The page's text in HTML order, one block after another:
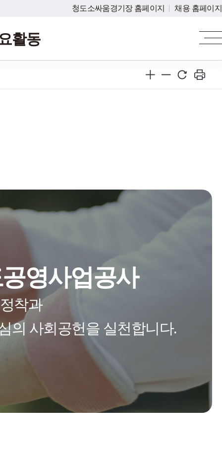
청도소싸움경기장 홈페이지 채용 홈페이지
활동
영사업공사
착과
의 사회공헌을 실천합니다.